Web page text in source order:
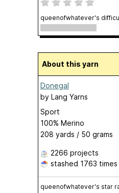
queenofwhatever's
About this yarn
Donegal
by Lang Yarns
Sport
100% Merino
208 yards / 50 grams
2266 projects
stashed 1763 times
queenofwhatever's star